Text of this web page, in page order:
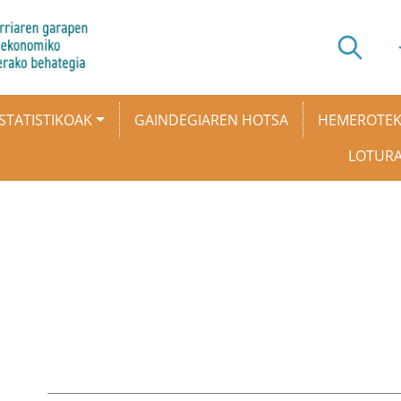
GAINDEGIAREN HOTSA